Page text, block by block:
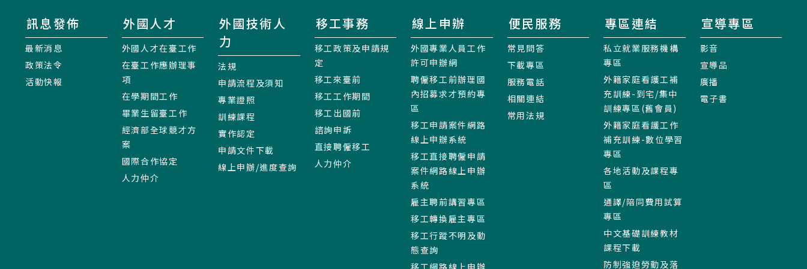
訊息發佈
最新消息
政策法令
活動快報
外國人才
外國人才在臺工作
在臺工作應辦理事
項
在學期間工作
畢業生留臺工作
經濟部全球競才方
案
國際合作協定
人力仲介
外國技術人
力
法規
申請流程及須知
專業證照
訓練課程
實作認定
申請文件下載
線上申辦/進度查詢
移工事務
移工政策及申請規
定
移工來臺前
移工工作期間
移工出國前
諮詢申訴
直接聘僱移工
人力仲介
線上申辦
外國專業人員工作
許可申辦網
聘僱移工前辦理國
內招募求才預約專
區
移工申請案件網路
線上申辦系統
移工直接聘僱申請
案件網路線上申辦
系統
雇主聘前講習專區
移工轉換雇主專區
移工行蹤不明及動
態查詢
移工網路線上申辦
便民服務
常見問答
下載專區
服務電話
相關連結
常用法規
專區連結
私立就業服務機構
專區
外籍家庭看護工補
充訓練-到宅/集中
訓練專區(舊會員)
外籍家庭看護工作
補充訓練-數位學習
專區
各地活動及課程專
區
通譯/陪同費用試算
專區
中文基礎訓練教材
課程下載
防制強迫勞動及落
宣導專區
影音
宣導品
廣播
電子書